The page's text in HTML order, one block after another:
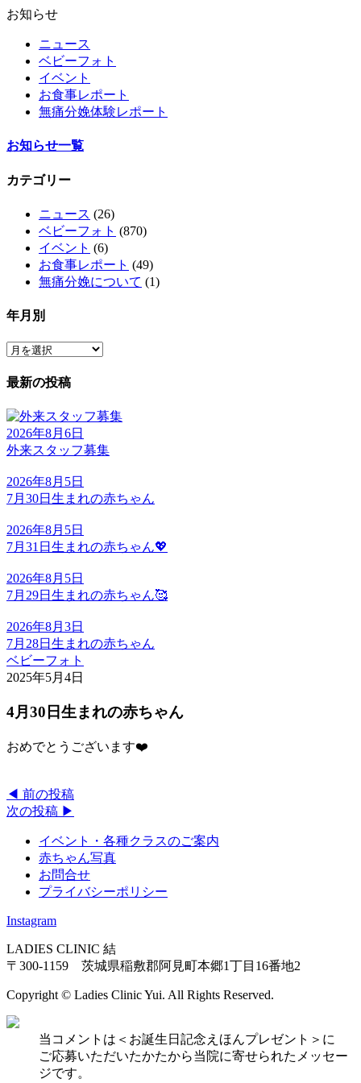
お知らせ
ニュース
ベビーフォト
イベント
お食事レポート
無痛分娩体験レポート
お知らせ一覧
カテゴリー
ニュース (26)
ベビーフォト (870)
イベント (6)
お食事レポート (49)
無痛分娩について (1)
年月別
最新の投稿
2026年8月6日
外来スタッフ募集
2026年8月5日
7月30日生まれの赤ちゃん
2026年8月5日
7月31日生まれの赤ちゃん💖
2026年8月5日
7月29日生まれの赤ちゃん🥰
2026年8月3日
7月28日生まれの赤ちゃん
ベビーフォト
2025年5月4日
4月30日生まれの赤ちゃん
おめでとうございます❤️
◀︎ 前の投稿
次の投稿 ▶︎
イベント・各種クラスのご案内
赤ちゃん写真
お問合せ
プライバシーポリシー
Instagram
LADIES CLINIC 結
〒300-1159 茨城県稲敷郡阿見町本郷1丁目16番地2
Copyright © Ladies Clinic Yui. All Rights Reserved.
当コメントは＜お誕生日記念えほんプレゼント＞に
ご応募いただいたかたから当院に寄せられたメッセー
ジです。